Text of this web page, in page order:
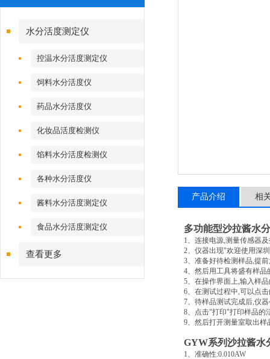
水分活度测定仪
控温水分活度测定仪
饲料水分活度仪
药品水分活度仪
化妆品活度检测仪
馅料水分活度检测仪
各种水分活度仪
酱料水分活度测定仪
食品水分活度测定仪
查看更多
产品介绍 相
多功能型沙拉酱水
1、连接电源,测量传感器
2、仪器出现"欢迎使用深
3、准备好待检测样品,提
4、然后用工具将盛有样
5、在操作界面上,输入样
6、在测试过程中,可以点
7、待样品测试完成后,仪
8、点击"打印"打印样品的
9、然后打开测量室取出
GYW系列沙拉酱水
1、准确性:0.010AW